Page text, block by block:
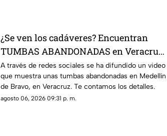
¿Se ven los cadáveres? Encuentran
TUMBAS ABANDONADAS en Veracruz
(+VIDEO)
A través de redes sociales se ha difundido un video
que muestra unas tumbas abandonadas en Medellín
de Bravo, en Veracruz. Te contamos los detalles.
agosto 06, 2026 09:31 p. m.